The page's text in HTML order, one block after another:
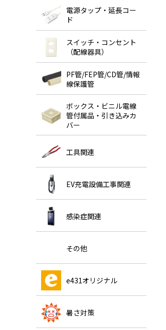
電源タップ・延長コー
ド
スイッチ・コンセント
（配線器具）
PF管/FEP管/CD管/情報
線保護管
ボックス・ビニル電線
管付属品・引き込みカ
バー
工具関連
EV充電設備工事関連
感染症関連
その他
e431オリジナル
暑さ対策